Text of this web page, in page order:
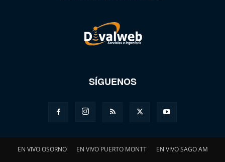
SÍGUENOS
EN VIVO OSORNO EN VIVO PUERTO MONTT EN VIVO SAGO AM